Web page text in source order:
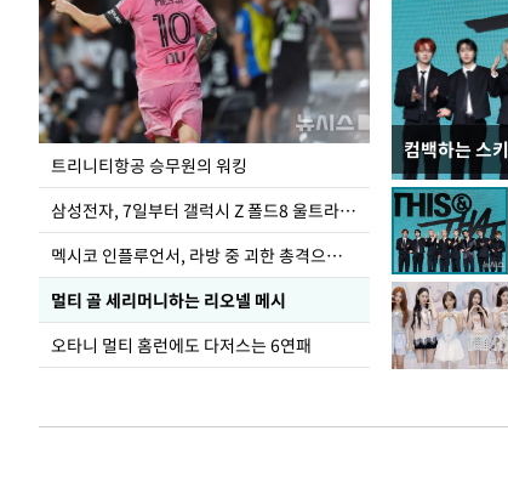
트리니티항공 승무원의 워킹
삼성전자, 7일부터 갤럭시 Z 폴드8 울트라·폴드8·플립8 출시
멕시코 인플루언서, 라방 중 괴한 총격으로 사망
멀티 골 세리머니하는 리오넬 메시
오타니 멀티 홈런에도 다저스는 6연패
컴백하는 스
입추 하루
폭염